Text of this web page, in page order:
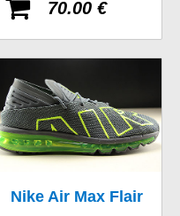
70.00 €
Nike Air Max Flair